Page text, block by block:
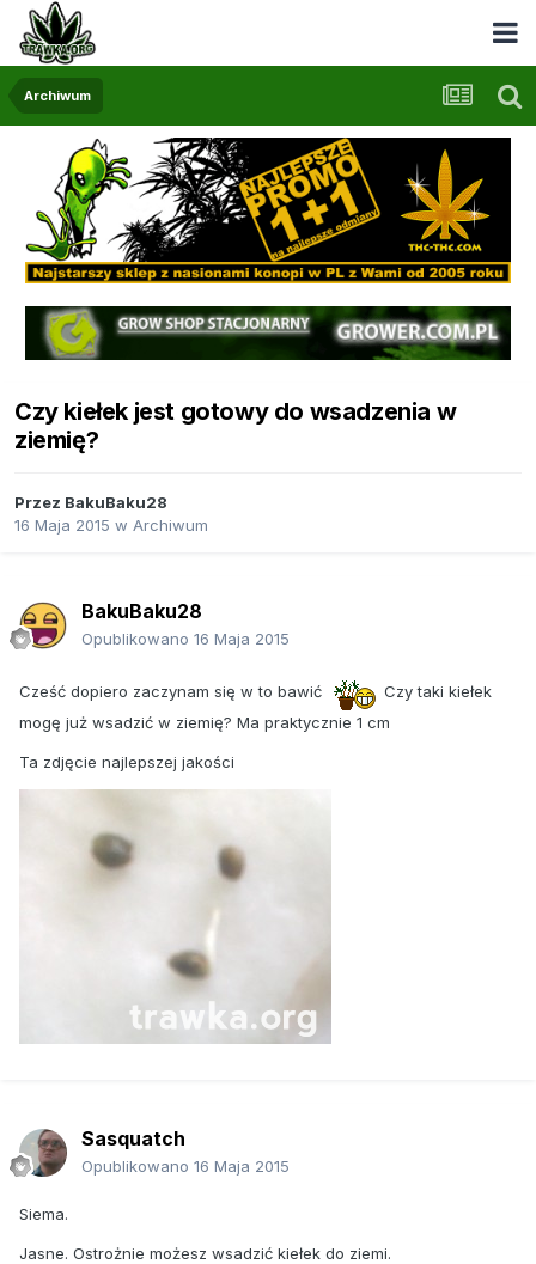
Archiwum
Czy kiełek jest gotowy do wsadzenia w
ziemię?
Przez BakuBaku28
16 Maja 2015 w Archiwum
BakuBaku28
Opublikowano 16 Maja 2015
Cześć dopiero zaczynam się w to bawić
Czy taki kiełek
mogę już wsadzić w ziemię? Ma praktycznie 1 cm
Ta zdjęcie najlepszej jakości
Sasquatch
Opublikowano 16 Maja 2015
Siema.
Jasne. Ostrożnie możesz wsadzić kiełek do ziemi.